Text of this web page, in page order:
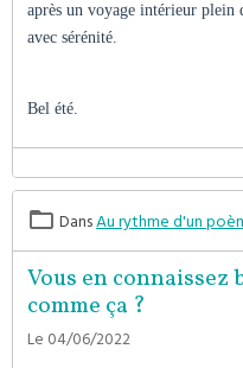
après un voyage intérieur plein
avec sérénité.
Bel été.
DansAu rythme d'un
Vous en connaissez
comme ça ?
Le 04/06/2022